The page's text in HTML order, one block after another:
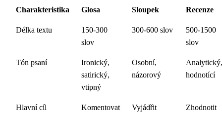
Charakteristika Glosa Sloupek Recenze
Délka textu
150-300
slov
300-600 slov
500-1500
slov
Tón psaní
Ironický,
satirický,
vtipný
Osobní,
názorový
Analytický,
hodnotící
Hlavní cíl
Komentovat
Vyjádřit
Zhodnotit